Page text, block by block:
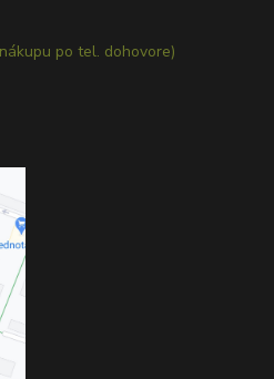
po tel. dohovore)